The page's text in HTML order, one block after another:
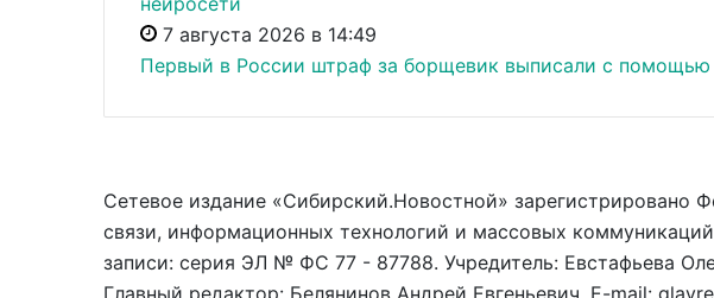
7 августа 2026 в 14:49
Первый в России штраф за борщевик выписали с помощью
Сетевое издание «Сибирский.Новостной» зарегистрировано
связи, информационных технологий и массовых
записи: серия ЭЛ № ФС 77 - 87788. Учредитель: Евстафьева